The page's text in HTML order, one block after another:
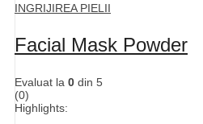
INGRIJIREA PIELII
Facial Mask Powder
Evaluat la 0 din 5
(0)
Highlights: